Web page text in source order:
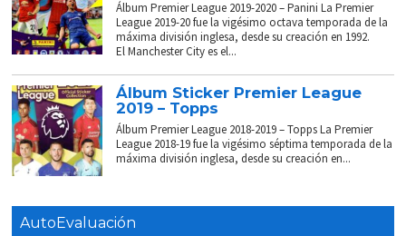
Álbum Premier League 2019-2020 – Panini La Premier
League 2019-20 fue la vigésimo octava temporada de la
máxima división inglesa, desde su creación en 1992.
El Manchester City es el...
Álbum Sticker Premier League
2019 – Topps
Álbum Premier League 2018-2019 – Topps La Premier
League 2018-19 fue la vigésimo séptima temporada de la
máxima división inglesa, desde su creación en...
AutoEvaluación